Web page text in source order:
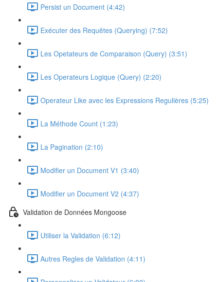
Persist un Document (4:42)
Exécuter des Requêtes (Querying) (7:52)
Les Opetateurs de Comparaison (Query) (3:51)
Les Operateurs Logique (Query) (2:20)
Operateur Like avec les Expressions Regulières (5:25)
La Méthode Count (1:23)
La Pagination (2:10)
Modifier un Document V1 (3:40)
Modifier un Document V2 (4:37)
Validation de Données Mongoose
Utiliser la Validation (6:12)
Autres Regles de Validation (4:11)